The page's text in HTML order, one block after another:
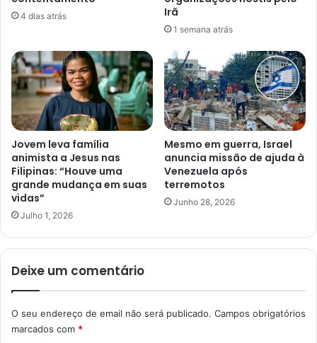
4 dias atrás
Irã
1 semana atrás
Jovem leva família
animista a Jesus nas
Filipinas: “Houve uma
grande mudança em suas
vidas”
Julho 1, 2026
Mesmo em guerra, Israel
anuncia missão de ajuda à
Venezuela após
terremotos
Junho 28, 2026
Deixe um comentário
O seu endereço de email não será publicado. Campos obrigatórios
marcados com *